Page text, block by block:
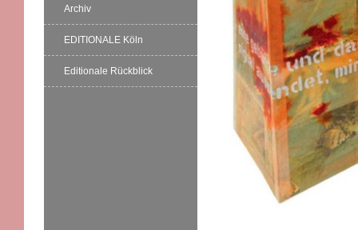
Archiv
EDITIONALE Köln
Editionale Rückblick